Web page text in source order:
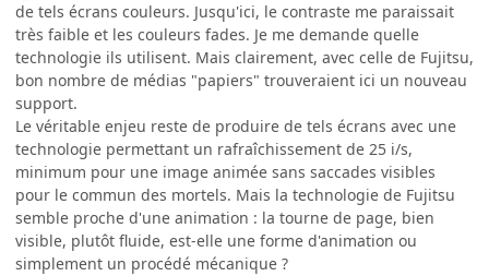
de tels écrans couleurs. Jusqu'ici, le contraste me paraissait
très faible et les couleurs fades. Je me demande quelle
technologie ils utilisent. Mais clairement, avec celle de Fujitsu,
bon nombre de médias "papiers" trouveraient ici un nouveau
support.
Le véritable enjeu reste de produire de tels écrans avec une
technologie permettant un rafraîchissement de 25 i/s,
minimum pour une image animée sans saccades visibles
pour le commun des mortels. Mais la technologie de Fujitsu
semble proche d'une animation : la tourne de page, bien
visible, plutôt fluide, est-elle une forme d'animation ou
simplement un procédé mécanique ?